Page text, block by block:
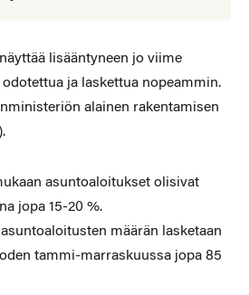
lisääntyneen jo viime
ja laskettua nopeammin.
alainen rakentamisen
asuntoaloitukset olisivat
jopa 15-20 %.
määrän lasketaan
tammi-marraskuussa jopa 85